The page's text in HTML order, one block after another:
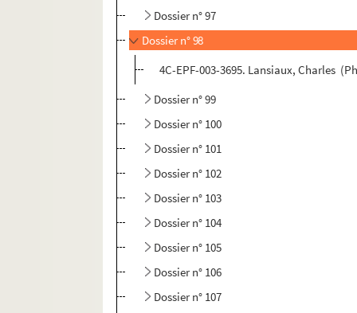
Dossier n° 97
Dossier n° 98
4C-EPF-003-3695. Lansiaux, Charles
Dossier n° 99
Dossier n° 100
Dossier n° 101
Dossier n° 102
Dossier n° 103
Dossier n° 104
Dossier n° 105
Dossier n° 106
Dossier n° 107